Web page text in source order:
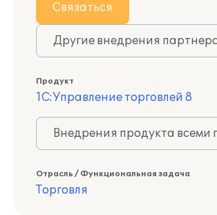
Связаться
Другие внедрения
Продукт
1С:Управление торговлей 8
Внедрения продукта
Отрасль / Функциональная задача
Торговля